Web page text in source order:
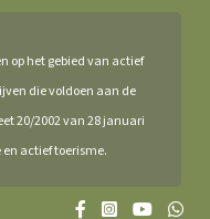
op het gebied van actief
die voldoen aan de
20/2002 van 28 januari
actief toerisme.